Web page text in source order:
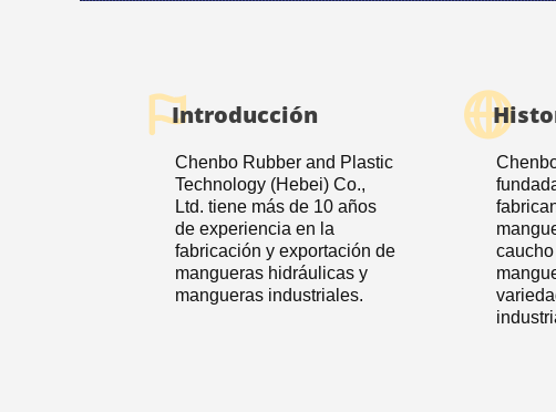
Introducción
Chenbo Rubber and Plastic
Technology (Hebei) Co.,
Ltd. tiene más de 10 años
de experiencia en la
fabricación y exportación de
mangueras hidráulicas y
mangueras industriales.